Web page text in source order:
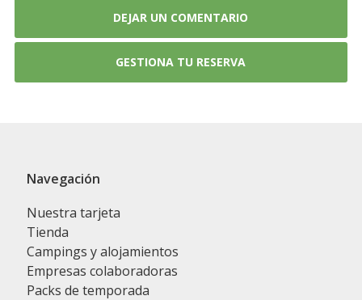
DEJAR UN COMENTARIO
GESTIONA TU RESERVA
Navegación
Nuestra tarjeta
Tienda
Campings y alojamientos
Empresas colaboradoras
Packs de temporada